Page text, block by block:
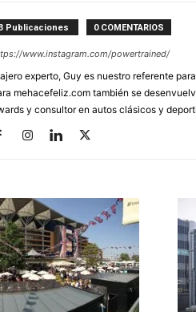
Publicaciones 0 COMENTARIOS
www.instagram.com/powertrained/
experto, Guy es nuestro referente
mehacefeliz.com también se
y consultor en autos clásicos y